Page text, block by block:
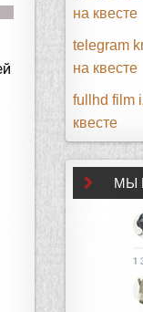
на квесте
telegram
на квесте
fullhd film
квесте
МЫ